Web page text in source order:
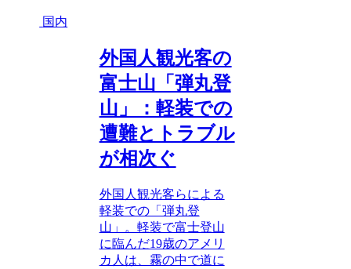
国内
外国人観光客の
富士山「弾丸登
山」：軽装での
遭難とトラブル
が相次ぐ
外国人観光客らによる
軽装での「弾丸登
山」。軽装で富士登山
に臨んだ19歳のアメリ
カ人は、霧の中で道に